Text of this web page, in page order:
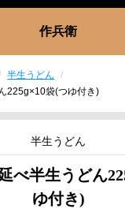
作兵衛
半生うどん
225g×10袋(つゆ付き)
半生うどん
べ半生うどん
ゆ付き)